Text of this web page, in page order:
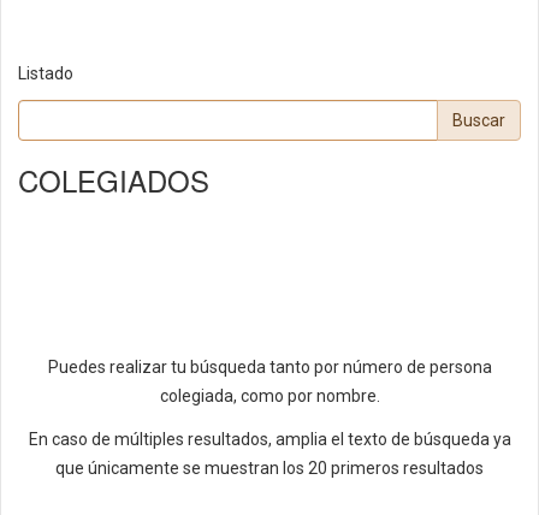
Listado
Buscar
COLEGIADOS
Puedes realizar tu búsqueda tanto por número de persona
colegiada, como por nombre.
En caso de múltiples resultados, amplia el texto de búsqueda ya
que únicamente se muestran los 20 primeros resultados